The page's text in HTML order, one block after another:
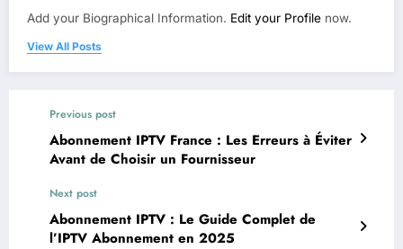
Add your Biographical Information. Edit your Profile now.
View All Posts
Previous post
Abonnement IPTV France : Les Erreurs à Éviter
Avant de Choisir un Fournisseur
Next post
Abonnement IPTV : Le Guide Complet de
l’IPTV Abonnement en 2025